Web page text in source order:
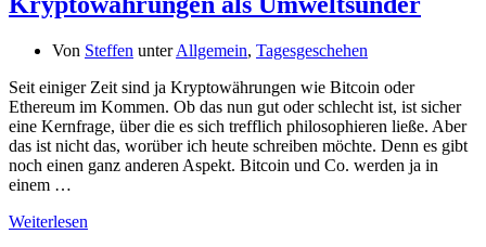
Von Steffen unterAllgemein, Tagesgeschehen
Seit einiger Zeit sind ja Kryptowährungen wie Bitcoin oder
Ethereum im Kommen. Ob das nun gut oder schlecht ist, ist sicher
eine Kernfrage, über die es sich trefflich philosophieren ließe. Aber
das ist nicht das, worüber ich heute schreiben möchte. Denn es gibt
noch einen ganz anderen Aspekt. Bitcoin und Co. werden ja in
einem …
Weiterlesen